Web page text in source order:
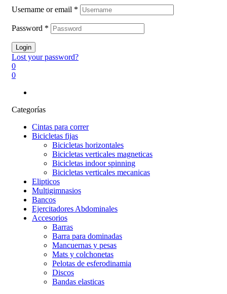
Username or email *
Password *
Login
Lost your password?
0
0
Categorías
Cintas para correr
Bicicletas fijas
Bicicletas horizontales
Bicicletas verticales magneticas
Bicicletas indoor spinning
Bicicletas verticales mecanicas
Elipticos
Multigimnasios
Bancos
Ejercitadores Abdominales
Accesorios
Barras
Barra para dominadas
Mancuernas y pesas
Mats y colchonetas
Pelotas de esferodinamia
Discos
Bandas elasticas